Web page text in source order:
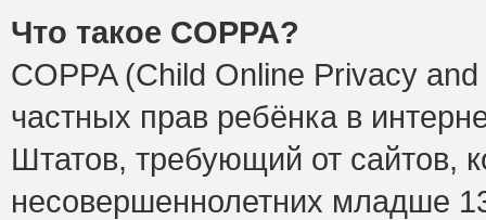
Что такое COPPA?
COPPA (Child Online Privacy
частных прав ребёнка в
Штатов, требующий от сайтов,
несовершеннолетних младше